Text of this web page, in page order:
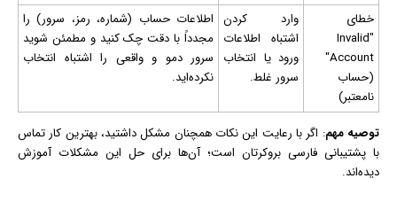
خطای
"Invalid
Account"
(حساب
نامعتبر)
وارد کردن
اشتباه اطلاعات
ورود یا انتخاب
سرور غلط.
اطلاعات حساب (شماره، رمز، سرور) را
مجدداً با دقت چک کنید و مطمئن شوید
سرور دمو و واقعی را اشتباه انتخاب
نکرده‌اید.
توصیه مهم: اگر با رعایت این نکات همچنان مشکل داشتید، بهترین کار تماس
با پشتیبانی فارسی بروکرتان است؛ آن‌ها برای حل این مشکلات آموزش
دیده‌اند.